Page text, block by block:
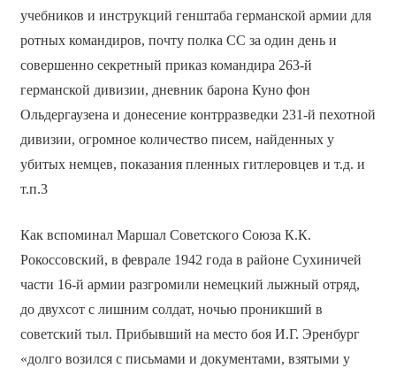
учебников и инструкций генштаба германской армии для
ротных командиров, почту полка СС за один день и
совершенно секретный приказ командира 263-й
германской дивизии, дневник барона Куно фон
Ольдергаузена и донесение контрразведки 231-й пехотной
дивизии, огромное количество писем, найденных у
убитых немцев, показания пленных гитлеровцев и т.д. и
т.п.3
Как вспоминал Маршал Советского Союза К.К.
Рокоссовский, в феврале 1942 года в районе Сухиничей
части 16-й армии разгромили немецкий лыжный отряд,
до двухсот с лишним солдат, ночью проникший в
советский тыл. Прибывший на место боя И.Г. Эренбург
«долго возился с письмами и документами, взятыми у